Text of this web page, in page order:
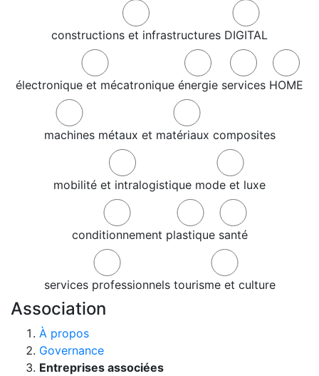
constructions et infrastructures DIGITAL
électronique et mécatronique énergie services HOME
machines métaux et matériaux composites
mobilité et intralogistique mode et luxe
conditionnement plastique santé
services professionnels tourisme et culture
Association
À propos
Governance
Entreprises associées